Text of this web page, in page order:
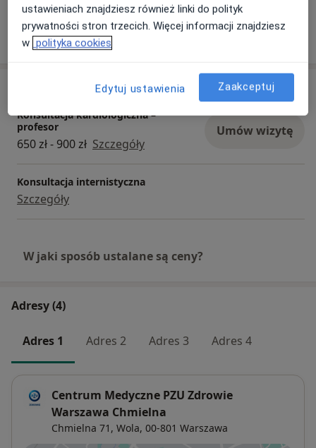
Pokaż więcej
Konsultacja kardiologiczna –
profesor
650 zł - 900 zł Szczegóły
Umów wizytę
Konsultacja internistyczna
Szczegóły
W jaki sposób ustalane są ceny?
Adresy (4)
Adres 1 Adres 2 Adres 3 Adres 4
Centrum Medyczne PZU Zdrowie
Warszawa Chmielna
Chmielna 71, Wola, 00-801 Warszawa
ustawieniach znajdziesz również linki do polityk
prywatności stron trzecich. Więcej informacji znajdziesz
w polityka cookies
Edytuj ustawienia Zaakceptuj